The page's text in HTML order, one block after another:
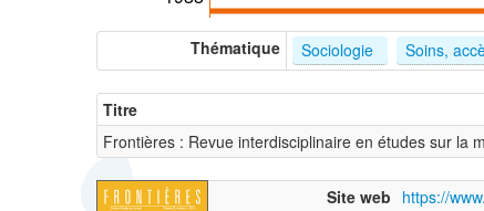
Thématique Sociologie Soins,
Titre
Frontières : Revue interdisciplinaire en études sur la
Site web https://